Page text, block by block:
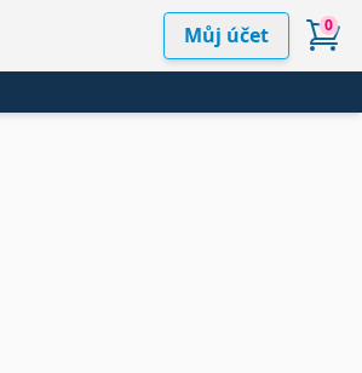
Můj účet 0